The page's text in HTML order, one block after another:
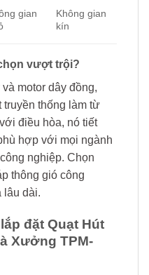
gian
Không gian
kín
vượt trội?
motor dây đồng,
thống làm từ
điều hòa, nó tiết
hợp với mọi ngành
nghiệp. Chọn
thông gió công
lâu dài.
đặt Quạt Hút
Xưởng TPM-